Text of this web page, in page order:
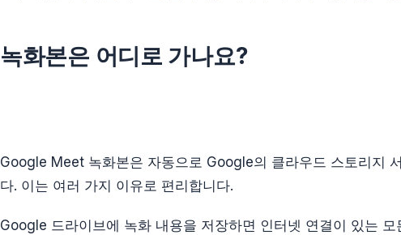
녹화본은 어디로 가나요?
Google Meet 녹화본은 자동으로 Google의 클라우드 스토리지
다. 이는 여러 가지 이유로 편리합니다.
Google 드라이브에 녹화 내용을 저장하면 인터넷 연결이 있는